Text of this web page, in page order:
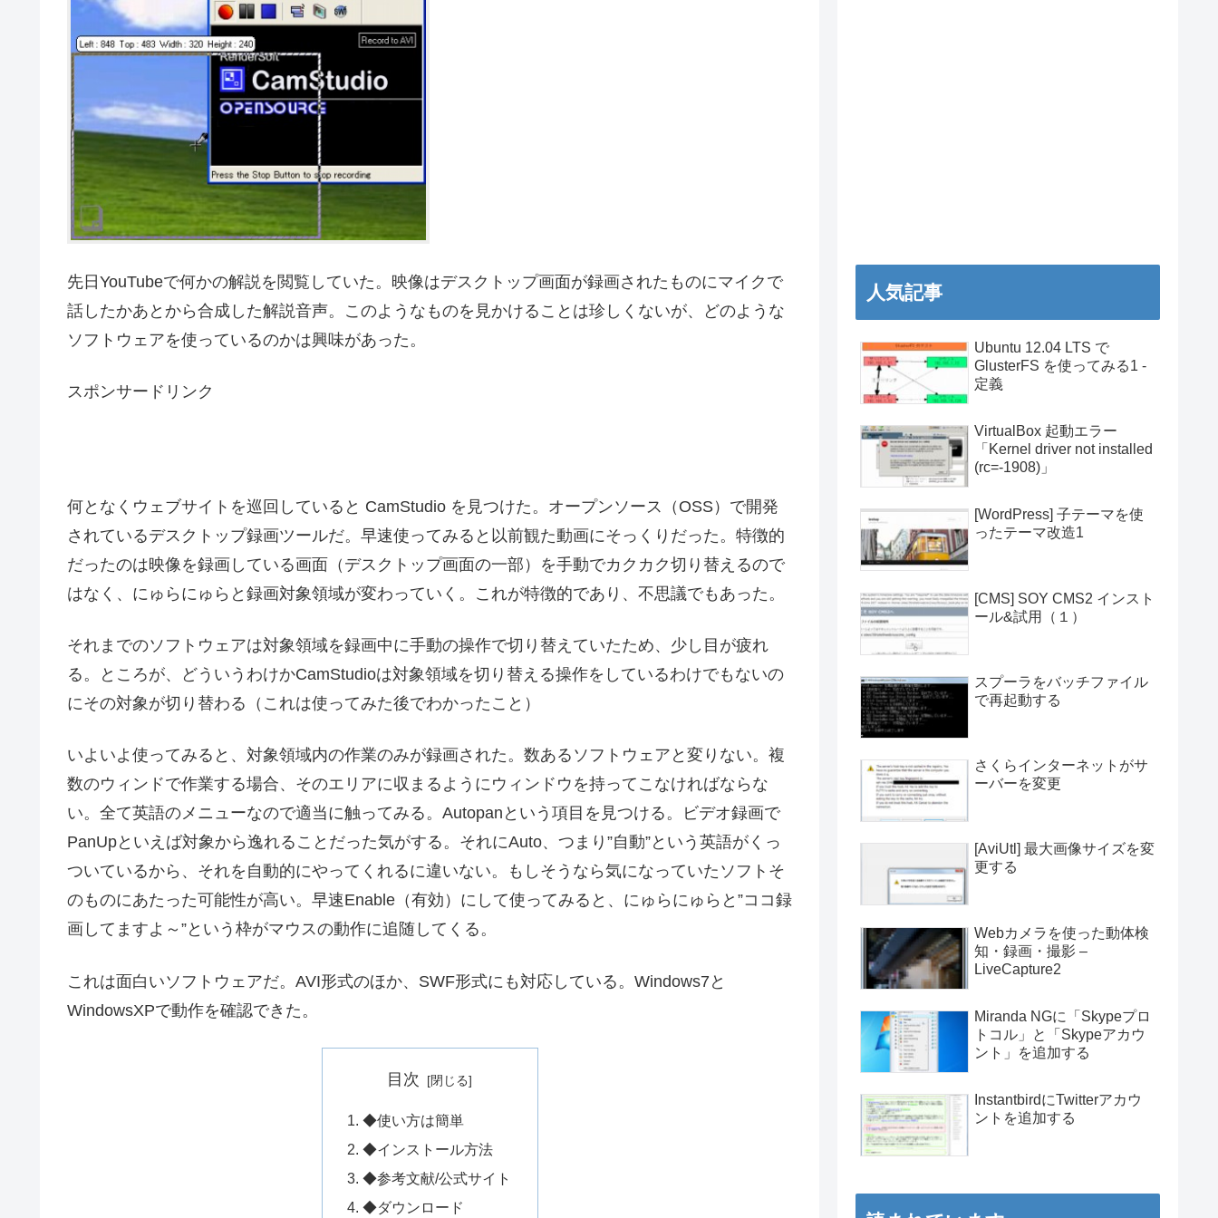
先日YouTubeで何かの解説を閲覧していた。映像はデスクトップ画面が録画されたものにマイクで
話したかあとから合成した解説音声。このようなものを見かけることは珍しくないが、どのような
ソフトウェアを使っているのかは興味があった。
スポンサードリンク
何となくウェブサイトを巡回していると CamStudio を見つけた。オープンソース（OSS）で開発
されているデスクトップ録画ツールだ。早速使ってみると以前観た動画にそっくりだった。特徴的
だったのは映像を録画している画面（デスクトップ画面の一部）を手動でカクカク切り替えるので
はなく、にゅらにゅらと録画対象領域が変わっていく。これが特徴的であり、不思議でもあった。
それまでのソフトウェアは対象領域を録画中に手動の操作で切り替えていたため、少し目が疲れ
る。ところが、どういうわけかCamStudioは対象領域を切り替える操作をしているわけでもないの
にその対象が切り替わる（これは使ってみた後でわかったこと）
いよいよ使ってみると、対象領域内の作業のみが録画された。数あるソフトウェアと変りない。複
数のウィンドで作業する場合、そのエリアに収まるようにウィンドウを持ってこなければならな
い。全て英語のメニューなので適当に触ってみる。Autopanという項目を見つける。ビデオ録画で
PanUpといえば対象から逸れることだった気がする。それにAuto、つまり”自動”という英語がくっ
ついているから、それを自動的にやってくれるに違いない。もしそうなら気になっていたソフトそ
のものにあたった可能性が高い。早速Enable（有効）にして使ってみると、にゅらにゅらと”ココ録
画してますよ～”という枠がマウスの動作に追随してくる。
これは面白いソフトウェアだ。AVI形式のほか、SWF形式にも対応している。Windows7と
WindowsXPで動作を確認できた。
目次
◆使い方は簡単
◆インストール方法
◆参考文献/公式サイト
◆ダウンロード
人気記事
Ubuntu 12.04 LTS で
GlusterFS を使ってみる1 -
定義
VirtualBox 起動エラー
「Kernel driver not installed
(rc=-1908)」
[WordPress] 子テーマを使
ったテーマ改造1
[CMS] SOY CMS2 インスト
ール&試用（１）
スプーラをバッチファイル
で再起動する
さくらインターネットがサ
ーバーを変更
[AviUtl] 最大画像サイズを変
更する
Webカメラを使った動体検
知・録画・撮影 –
LiveCapture2
Miranda NGに「Skypeプロ
トコル」と「Skypeアカウ
ント」を追加する
InstantbirdにTwitterアカウ
ントを追加する